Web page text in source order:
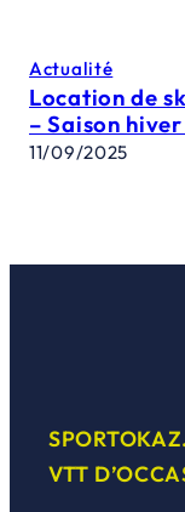
Actualité
Location de
– Saison
11/09/2025
VTT